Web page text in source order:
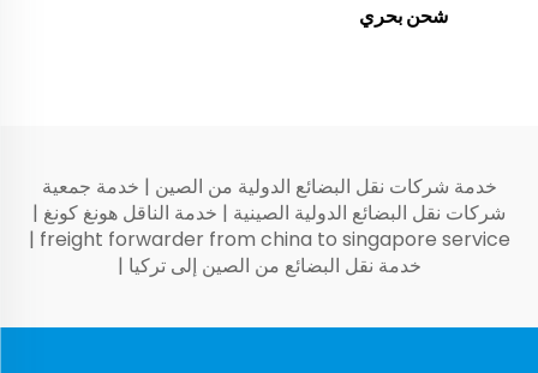
شحن بحري
خدمة شركات نقل البضائع الدولية من الصين | خدمة جمعية
شركات نقل البضائع الدولية الصينية | خدمة الناقل هونغ كونغ |
freight forwarder from china to singapore service
|
خدمة نقل البضائع من الصين إلى تركيا |